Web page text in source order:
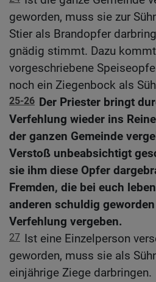
geworden, muss sie zur
Stier als Brandopfer
gnädig stimmt. Dazu
vorgeschriebene
noch ein Ziegenbock als
25-26 Der Priester bringt
Verfehlung wieder ins
der ganzen Gemeinde
Verstoß unbeabsichtigt
sie ihm diese Opfer
Fremden, die bei euch
anderen schuldig
Verfehlung vergeben.
27 Ist eine Einzelperson
geworden, muss sie als
einjährige Ziege darbringen.